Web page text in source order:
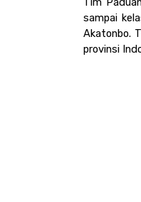
sampai
Akatonbo.
provinsi